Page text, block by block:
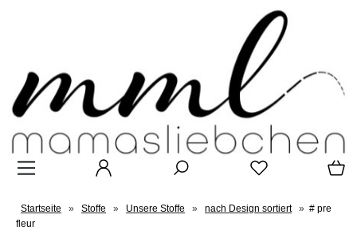
Startseite » Stoffe » Unsere Stoffe » nach Design sortiert » # pre
fleur